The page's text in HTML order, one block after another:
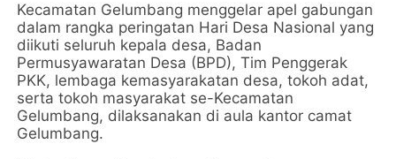
Kecamatan Gelumbang menggelar apel gabungan
dalam rangka peringatan Hari Desa Nasional yang
diikuti seluruh kepala desa, Badan
Permusyawaratan Desa (BPD), Tim Penggerak
PKK, lembaga kemasyarakatan desa, tokoh adat,
serta tokoh masyarakat se-Kecamatan
Gelumbang, dilaksanakan di aula kantor camat
Gelumbang.